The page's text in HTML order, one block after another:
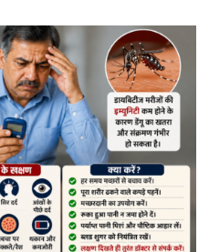
खतरा
जानिए
एक्सपर्ट
और
रिसर्च
की
पूरी
सच्चाई